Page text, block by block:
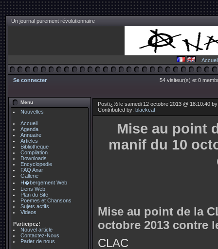
Un journal purement révolutionnaire
Accueil
Se connecter 54 visiteur(s) et 0
Menu
Nouvelles
Accueil
Agenda
Annuaire
Articles
Bibliotheque
Compilation
Downloads
Encyclopedie
FAQ Anar
Gallerie
H�bergement Web
Liens Web
Plan du Site
Poemes et Chansons
Sujets actifs
Videos
Participez!
Nouvel article
Contactez-Nous
Parler de nous
Postï¿½ le samedi 12 octobre 2013 @ 18:10:40
Contributed by: blackcat
Mise au point
manif du 10
Mise au point de la
octobre 2013 contre
CLAC